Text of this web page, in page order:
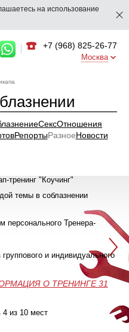
на использование
+7 (968) 825-26-77
Москва
СексОтношения
РепортыРазноеНовости
О ТРЕНИНГЕ
тренинг "Коучинг"
темы в соблазнении
персонального Тренера-
и индивидуального
О ТРЕНИНГЕ 31
4 из 10 мест
Незабываемое
приключение
результата
ПИКАП-ТРЕНИНГ<<<
с девушкой"
НА МАСТЕР-